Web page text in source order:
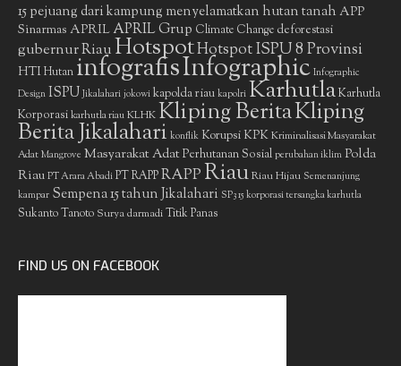
15 pejuang dari kampung menyelamatkan hutan tanah APP
Sinarmas APRIL APRIL Grup Climate Change deforestasi
gubernur RiauHotspotHotspot ISPU 8 Provinsi
HTIHutan infografisInfographic Infographic
Design ISPU Jikalahari jokowi kapolda riau kapolri KarhutlaKarhutla
Korporasikarhutla riauKLHKKliping BeritaKliping
Berita Jikalahari konflik Korupsi KPKKriminalisasi Masyarakat
Adat Mangrove Masyarakat AdatPerhutanan Sosial perubahan iklim Polda
Riau PT Arara Abadi PT RAPPRAPPRiauRiau Hijau Semenanjung
kampar Sempena 15 tahun Jikalahari SP3 15 korporasi tersangka karhutla
Sukanto Tanoto Surya darmadiTitik Panas
FIND US ON FACEBOOK